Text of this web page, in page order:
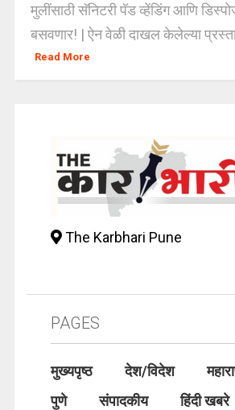
मुलींसाठी सॅनिटरी पॅड व्हेंडिंग आणि
बसवणार! | ऐन वेळी दाखल केलेल्या
Read More
The Karbhari Pune
PAGES
मुख्यपृष्ठ देश/विदेश
पुणे
संपादकीय
हिंदी खबरे